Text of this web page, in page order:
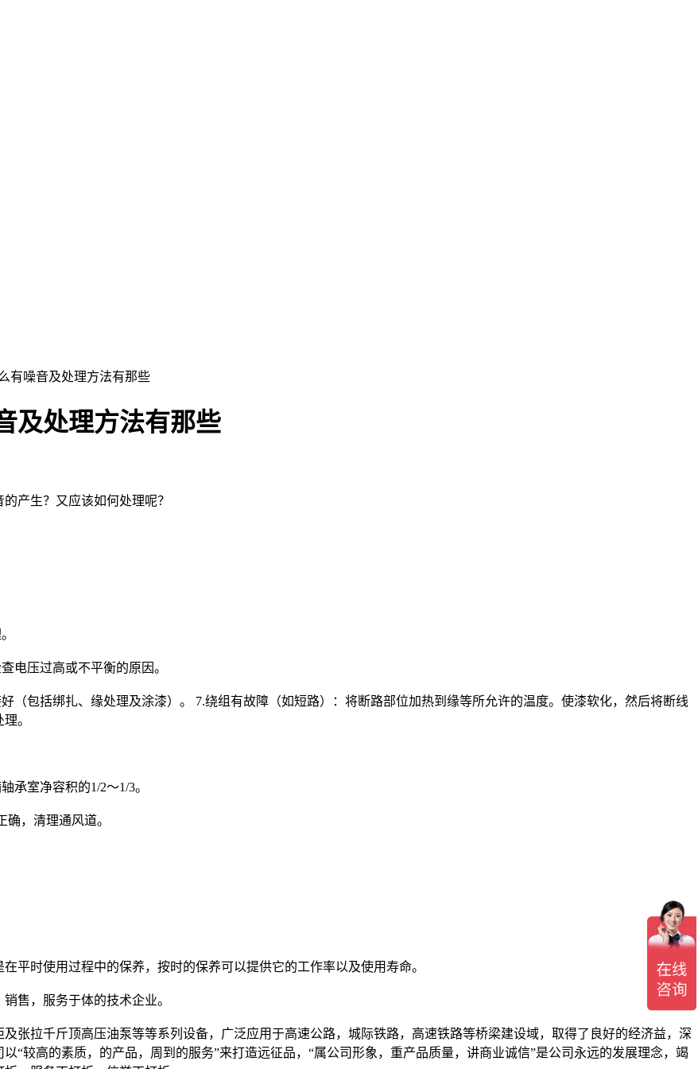
有噪音及处理方法有那些
及处理方法有那些
产生？又应该如何处理呢？
压过高或不平衡的原因。
包括绑扎、缘处理及涂漆）。 7.绕组有故障（如短路）：将断路部位加热到缘等所允许的温度。使漆软化，然后将断线
。
室净容积的1/2～1/3。
，清理通风道。
时使用过程中的保养，按时的保养可以提供它的工作率以及使用寿命。
售，服务于体的技术企业。
拉千斤顶高压油泵等等系列设备，广泛应用于高速公路，城际铁路，高速铁路等桥梁建设域，取得了良好的经济益，深
“较高的素质，的产品，周到的服务”来打造远征品，“属公司形象，重产品质量，讲商业诚信”是公司永远的发展理念，竭